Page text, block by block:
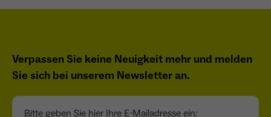
Verpassen Sie keine Neuigkeit mehr und melden
Sie sich bei unserem Newsletter an.
Bitte geben Sie hier Ihre E-Mailadresse ein: